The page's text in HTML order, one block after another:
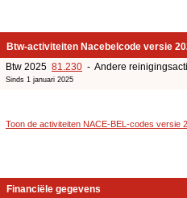
Btw-activiteiten Nacebelcode versie
Btw 2025 81.230 - Andere
Sinds 1 januari 2025
Toon de activiteiten NACE-BEL-codes versie
Financiële gegevens